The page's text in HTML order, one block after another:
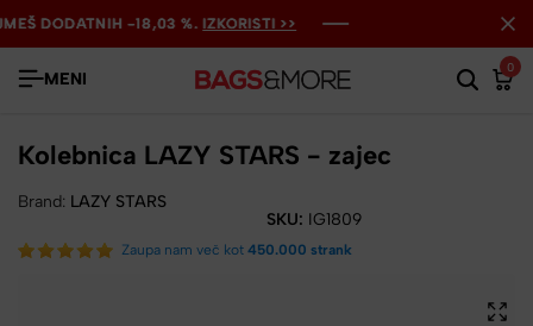
DODATNIH -18,03 %.IZKORISTI >>
DODATNIH -18,03 %.IZKORISTI >>
DODATNIH -18,03 %.IZKORISTI >>
MENI
0
Kolebnica LAZY STARS - zajec
Brand: LAZY STARS
SKU: IG1809
Zaupa nam več kot 450.000 strank